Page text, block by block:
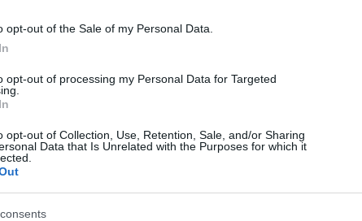
opt-out of the Sale of my Personal Data.
opt-out of processing my Personal Data for Targeted
opt-out of Collection, Use, Retention, Sale, and/or Sharing
Data that Is Unrelated with the Purposes for which it
a világ legjobb grillbüféje
legfontosabb regiói közé tartozik,
élvonalában. Nem véletlen, hogy itt még
egy falusi - kis túlzással - grillbüfé is
A